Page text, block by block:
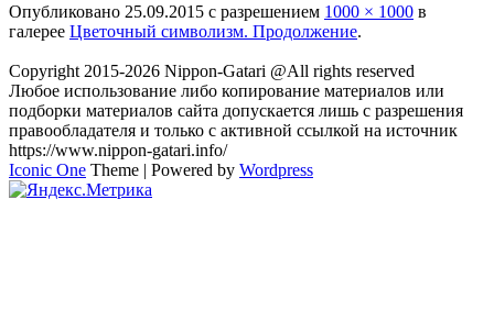
Опубликовано 25.09.2015 с разрешением 1000 × 1000 в
галерее Цветочный символизм. Продолжение.
Copyright 2015-2026 Nippon-Gatari @All rights reserved
Любое использование либо копирование материалов или
подборки материалов сайта допускается лишь с разрешения
правообладателя и только с активной ссылкой на источник
https://www.nippon-gatari.info/
Iconic One Theme | Powered by Wordpress